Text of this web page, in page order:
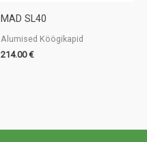
MAD SL40
Alumised Köögikapid
214.00€